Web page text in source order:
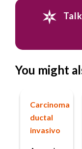
You might
Carcinoma
ductal
invasivo